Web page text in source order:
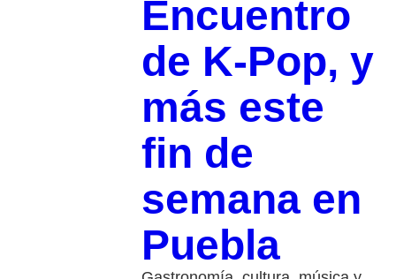
Encuentro
de K-Pop, y
más este
fin de
semana en
Puebla